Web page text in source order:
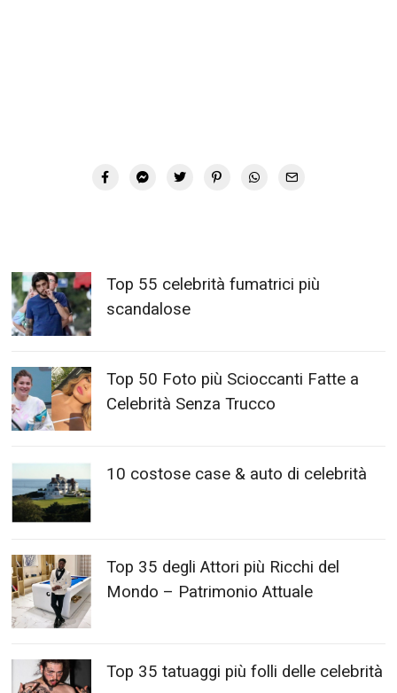
Top 55 celebrità fumatrici più
scandalose
Top 50 Foto più Scioccanti Fatte a
Celebrità Senza Trucco
10 costose case & auto di celebrità
Top 35 degli Attori più Ricchi del
Mondo – Patrimonio Attuale
Top 35 tatuaggi più folli delle celebrità